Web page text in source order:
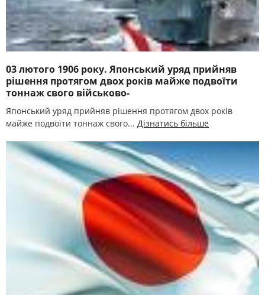
03 лютого 1906 року. Японський уряд прийняв
рішення протягом двох років майже подвоїти
тоннаж свого військово-
Японський уряд прийняв рішення протягом двох років
майже подвоїти тоннаж свого... Дізнатись більше